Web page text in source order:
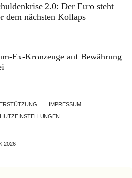
2.0: Der Euro steht
dem nächsten Kollaps
Ex-Kronzeuge auf Bewährung
IMPRESSUM
2026